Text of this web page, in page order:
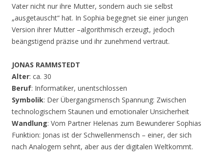
Vater nicht nur ihre Mutter, sondern auch sie selbst
„ausgetauscht“ hat. In Sophia begegnet sie einer jungen
Version ihrer Mutter –algorithmisch erzeugt, jedoch
beängstigend präzise und ihr zunehmend vertraut.
JONAS RAMMSTEDT
Alter: ca. 30
Beruf: Informatiker, unentschlossen
Symbolik: Der Übergangsmensch Spannung: Zwischen
technologischem Staunen und emotionaler Unsicherheit
Wandlung: Vom Partner Helenas zum Bewunderer Sophias
Funktion: Jonas ist der Schwellenmensch – einer, der sich
nach Analogem sehnt, aber aus der digitalen Weltkommt.